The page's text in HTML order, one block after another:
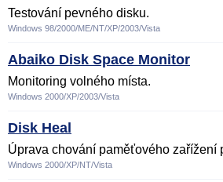
Testování pevného disku.
Windows 98/2000/ME/NT/XP/2003/Vista
Abaiko Disk Space Monitor
Monitoring volného místa.
Windows 2000/XP/2003/Vista
Disk Heal
Úprava chování paměťového zařížení
Windows 2000/XP/NT/Vista